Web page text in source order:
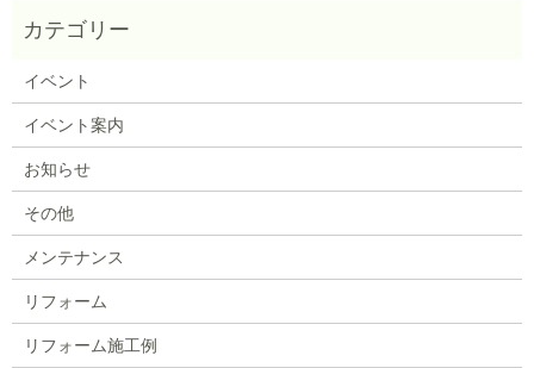
イベント
イベント案内
お知らせ
その他
メンテナンス
リフォーム
リフォーム施工例